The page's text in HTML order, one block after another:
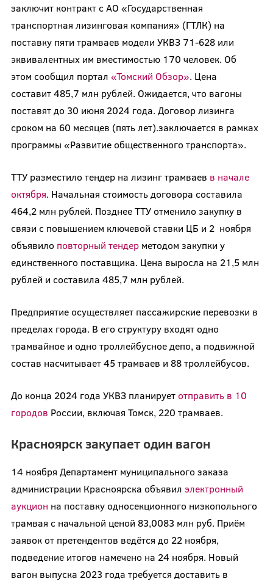
заключит контракт с АО «Государственная
транспортная лизинговая компания» (ГТЛК) на
поставку пяти трамваев модели УКВЗ 71-628 или
эквивалентных им вместимостью 170 человек. Об
этом сообщил портал «Томский Обзор». Цена
составит 485,7 млн рублей. Ожидается, что вагоны
поставят до 30 июня 2024 года. Договор лизинга
сроком на 60 месяцев (пять лет).заключается в рамках
программы «Развитие общественного транспорта».
ТТУ разместило тендер на лизинг трамваев в начале
октября. Начальная стоимость договора составила
464,2 млн рублей. Позднее ТТУ отменило закупку в
связи с повышением ключевой ставки ЦБ и 2 ноября
объявило повторный тендерметодом закупки у
единственного поставщика. Цена выросла на 21,5 млн
рублей и составила 485,7 млн рублей.
Предприятие осуществляет пассажирские перевозки в
пределах города. В его структуру входят одно
трамвайное и одно троллейбусное депо, а подвижной
состав насчитывает 45 трамваев и 88 троллейбусов.
До конца 2024 года УКВЗ планирует отправить в 10
городов России, включая Томск, 220 трамваев.
Красноярск закупает один вагон
14 ноября Департамент муниципального заказа
администрации Красноярска объявил электронный
аукцион на поставку односекционного низкопольного
трамвая с начальной ценой 83,0083 млн руб. Приём
заявок от претендентов ведётся до 22 ноября,
подведение итогов намечено на 24 ноября. Новый
вагон выпуска 2023 года требуется доставить в